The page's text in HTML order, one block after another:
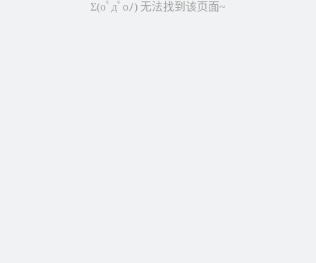
Σ(oﾟдﾟoﾉ) 无法找到该页面~